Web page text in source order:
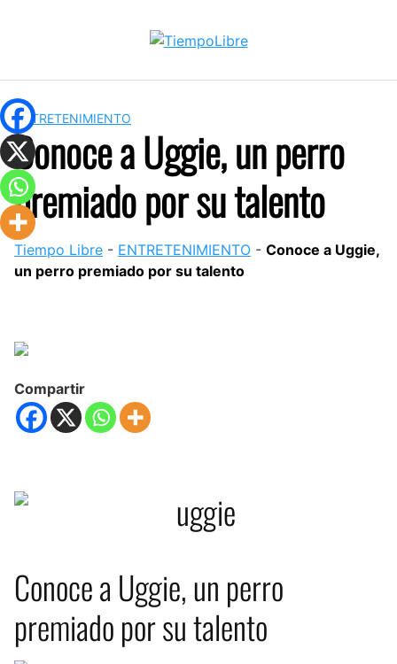
ENTRETENIMIENTO
Conoce a Uggie, un perro
premiado por su talento
Tiempo Libre - ENTRETENIMIENTO - Conoce a Uggie,
un perro premiado por su talento
Compartir
Conoce a Uggie, un perro
premiado por su talento